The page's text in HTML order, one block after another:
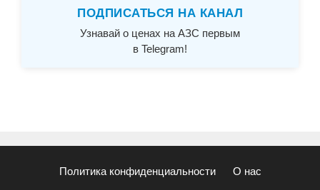
ПОДПИСАТЬСЯ НА КАНАЛ
Узнавай о ценах на АЗС первым
в Telegram!
Политика конфиденциальности О нас